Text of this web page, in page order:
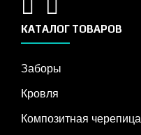
КАТАЛОГ ТОВАРОВ
Заборы
Кровля
Композитная черепица